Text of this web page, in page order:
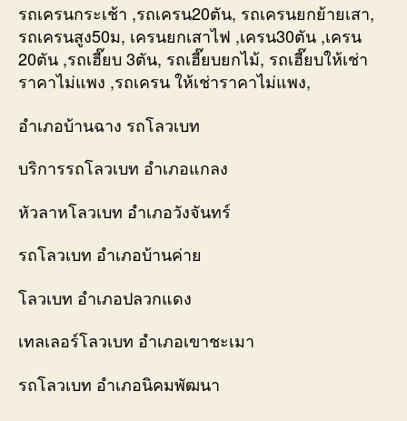
รถเครนกระเช้า ,รถเครน20ตัน, รถเครนยกย้ายเสา,
รถเครนสูง50ม, เครนยกเสาไฟ ,เครน30ตัน ,เครน
20ตัน ,รถเฮี๊ยบ 3ตัน, รถเฮี๊ยบยกไม้, รถเฮี๊ยบให้เช่า
ราคาไม่แพง ,รถเครน ให้เช่าราคาไม่แพง,
อำเภอบ้านฉาง รถโลวเบท
บริการรถโลวเบท อำเภอแกลง
หัวลาหโลวเบท อำเภอวังจันทร์
รถโลวเบท อำเภอบ้านค่าย
โลวเบท อำเภอปลวกแดง
เทลเลอร์โลวเบท อำเภอเขาชะเมา
รถโลวเบท อำเภอนิคมพัฒนา